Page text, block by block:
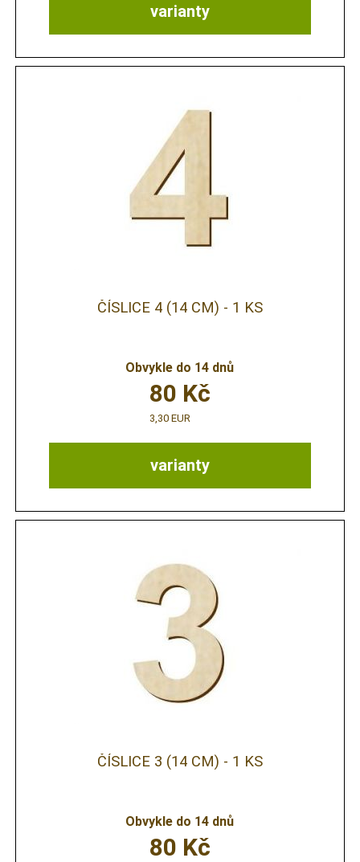
varianty
ČÍSLICE 4 (14 CM) - 1 KS
Obvykle do 14 dnů
varianty
80 Kč
3,30 EUR
ČÍSLICE 3 (14 CM) - 1 KS
Obvykle do 14 dnů
80 Kč